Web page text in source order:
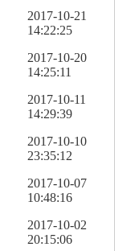
2017-10-21
14:22:25
2017-10-20
14:25:11
2017-10-11
14:29:39
2017-10-10
23:35:12
2017-10-07
10:48:16
2017-10-02
20:15:06